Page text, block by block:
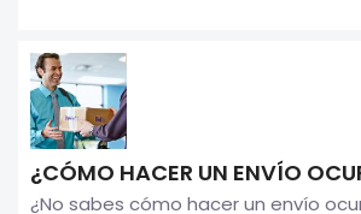
¿CÓMO HACER UN ENVÍO
¿No sabes cómo hacer un envío